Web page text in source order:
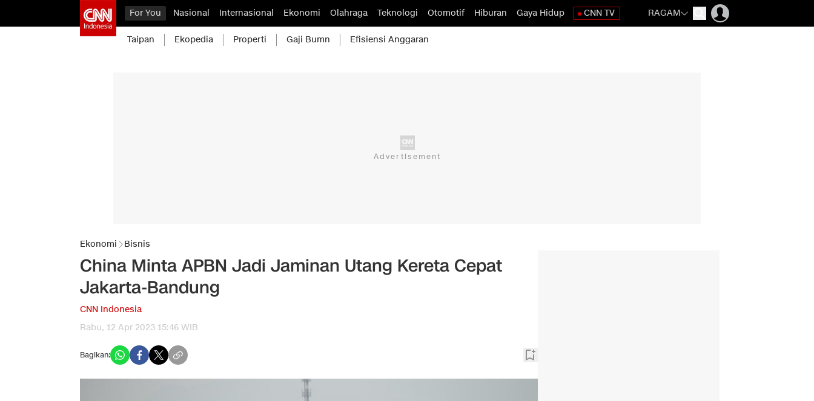
For You Nasional Internasional Ekonomi Olahraga Teknologi Otomotif Hiburan Gaya Hidup CNN TV RAGAM
Taipan Ekopedia Properti Gaji Bumn Efisiensi Anggaran
Ekonomi Bisnis
China Minta APBN Jadi Jaminan Utang Kereta Cepat
Jakarta-Bandung
CNN Indonesia
Rabu, 12 Apr 2023 15:46 WIB
Bagikan: